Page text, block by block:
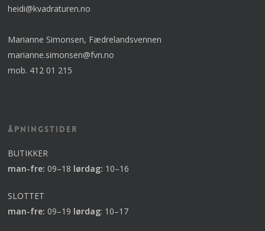
heidi@kvadraturen.no
Marianne Simonsen, Fædrelandsvennen
marianne.simonsen@fvn.no
mob. 412 01 215
Åpningstider
BUTIKKER
man-fre: 09–18 lørdag: 10–16
SLOTTET
man-fre: 09–19 lørdag: 10–17